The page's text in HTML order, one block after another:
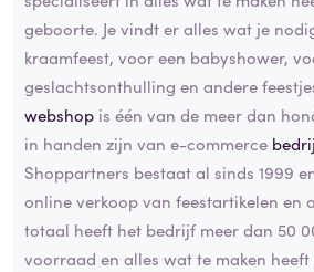
geboorte. Je vindt er alles wat je
kraamfeest, voor een babyshower,
geslachtsonthulling en andere
webshop is één van de meer dan
in handen zijn van e-commerce
Shoppartners bestaat al sinds 1999
online verkoop van feestartikelen en
totaal heeft het bedrijf meer dan 50
voorraad en alles wat te maken heeft